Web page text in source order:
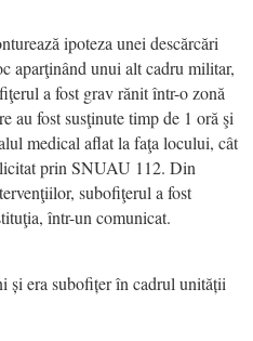
ipoteza unei descărcări
aparţinând unui alt cadru militar,
a fost grav rănit într-o zonă
au fost susţinute timp de 1 oră şi
medical aflat la faţa locului, cât
prin SNUAU 112. Din
subofiţerul a fost
într-un comunicat.
și era subofițer în cadrul unității